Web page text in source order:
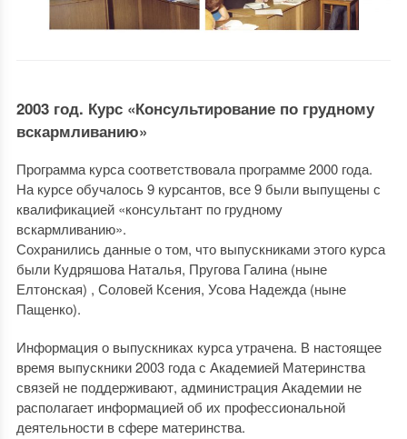
2003 год. Курс «Консультирование по грудному
вскармливанию»
Программа курса соответствовала программе 2000 года.
На курсе обучалось 9 курсантов, все 9 были выпущены с
квалификацией «консультант по грудному
вскармливанию».
Сохранились данные о том, что выпускниками этого курса
были Кудряшова Наталья, Пругова Галина (ныне
Елтонская) , Соловей Ксения, Усова Надежда (ныне
Пащенко).
Информация о выпускниках курса утрачена. В настоящее
время выпускники 2003 года с Академией Материнства
связей не поддерживают, администрация Академии не
располагает информацией об их профессиональной
деятельности в сфере материнства.